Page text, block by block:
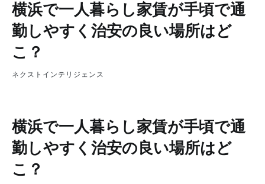
横浜で一人暮らし家賃が手頃で通
勤しやすく治安の良い場所はど
こ？
ネクストインテリジェンス
横浜で一人暮らし家賃が手頃で通
勤しやすく治安の良い場所はど
こ？